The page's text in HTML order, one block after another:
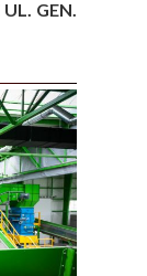
GEN.